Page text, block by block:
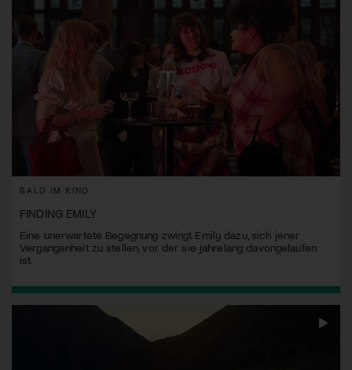
BALD IM KINO
FINDING EMILY
Eine unerwartete Begegnung zwingt Emily dazu, sich jener
Vergangenheit zu stellen, vor der sie jahrelang davongelaufen
ist.